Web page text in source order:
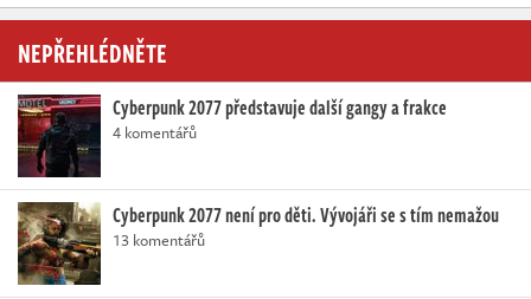
NEPŘEHLÉDNĚTE
Cyberpunk 2077 představuje další gangy a frakce
4 komentářů
Cyberpunk 2077 není pro děti. Vývojáři se s tím nemažou
13 komentářů